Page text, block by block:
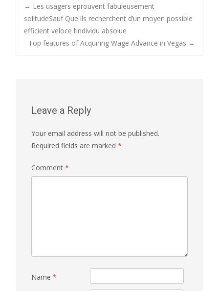
Post
navigation
← Les usagers eprouvent fabuleusement
solitudeSauf Que ils recherchent d’un moyen possible
efficient veloce l’individu absolue
Top features of Acquiring Wage Advance in Vegas →
Leave a Reply
Your email address will not be published.
Required fields are marked *
Comment *
Name *